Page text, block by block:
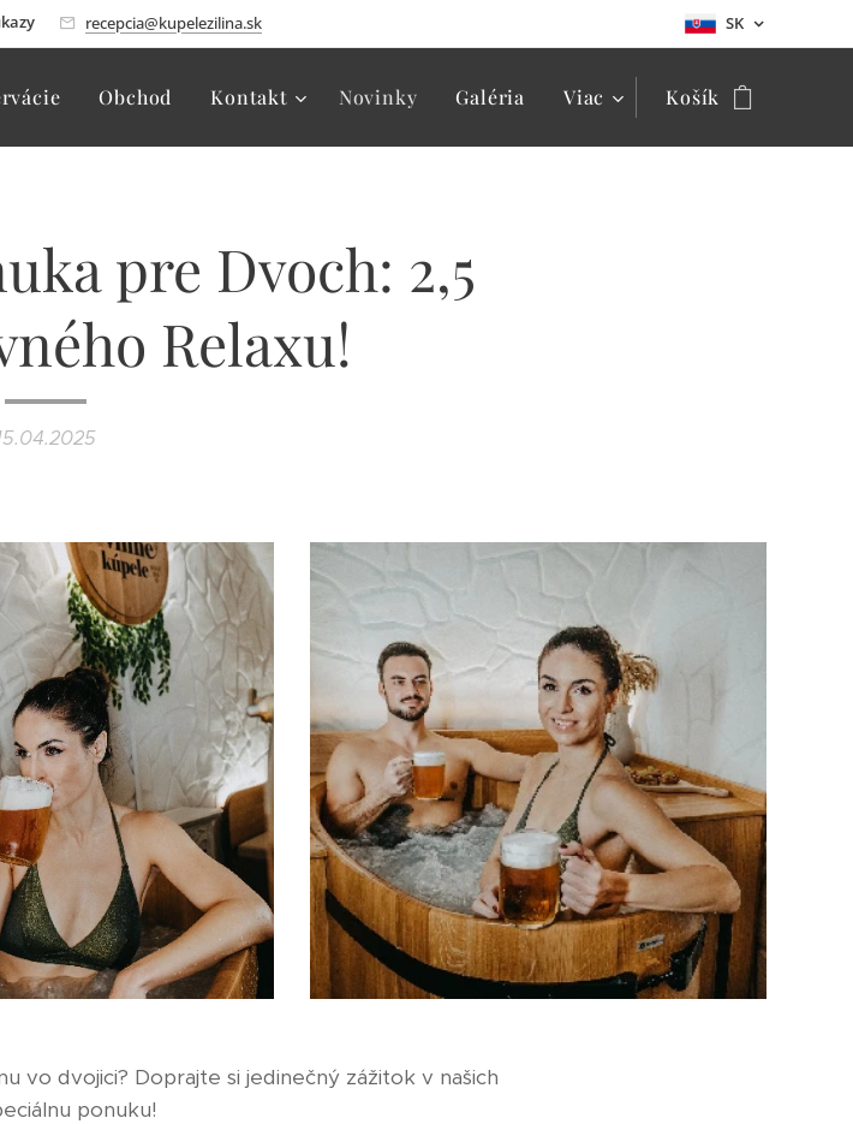
recepcia@kupelezilina.sk SK
Obchod Kontakt Novinky Galéria Viac Košík
pre Dvoch: 2,5
Relaxu!
vo dvojici? Doprajte si jedinečný zážitok v našich
ponuku!